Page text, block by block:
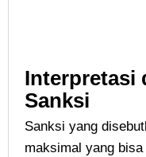
Interpretasi
Sanksi
Sanksi yang
maksimal yang